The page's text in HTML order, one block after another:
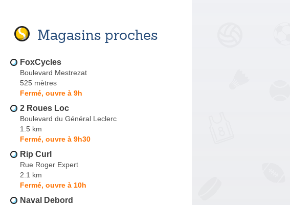
Magasins proches
FoxCycles
Boulevard Mestrezat
525 mètres
Fermé, ouvre à 9h
2 Roues Loc
Boulevard du Général Leclerc
1.5 km
Fermé, ouvre à 9h30
Rip Curl
Rue Roger Expert
2.1 km
Fermé, ouvre à 10h
Naval Debord